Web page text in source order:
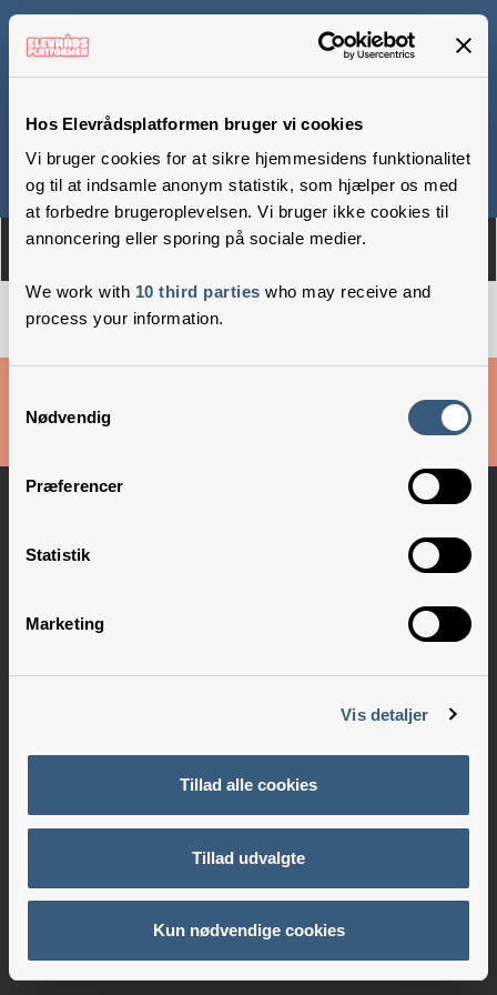
Hos Elevrådsplatformen bruger vi cookies
Vi bruger cookies for at sikre hjemmesidens funktionalitet
og til at indsamle anonym statistik, som hjælper os med
at forbedre brugeroplevelsen. Vi bruger ikke cookies til
annoncering eller sporing på sociale medier.
We work with 10 third parties who may receive and
process your information.
Nødvendig
Præferencer
Statistik
Marketing
Vis detaljer
Tillad alle cookies
Tillad udvalgte
Kun nødvendige cookies
Om Medlemmer